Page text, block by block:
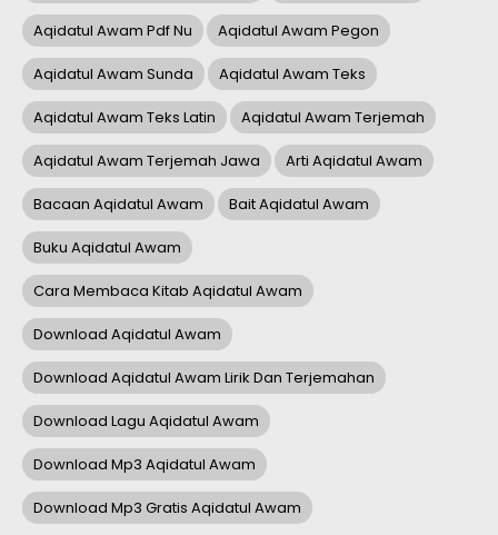
Aqidatul Awam Pdf Nu Aqidatul Awam Pegon
Aqidatul Awam Sunda Aqidatul Awam Teks
Aqidatul Awam Teks Latin Aqidatul Awam Terjemah
Aqidatul Awam Terjemah Jawa Arti Aqidatul Awam
Bacaan Aqidatul Awam Bait Aqidatul Awam
Buku Aqidatul Awam
Cara Membaca Kitab Aqidatul Awam
Download Aqidatul Awam
Download Aqidatul Awam Lirik Dan Terjemahan
Download Lagu Aqidatul Awam
Download Mp3 Aqidatul Awam
Download Mp3 Gratis Aqidatul Awam